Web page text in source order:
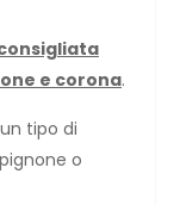
e corona.
tipo di
o